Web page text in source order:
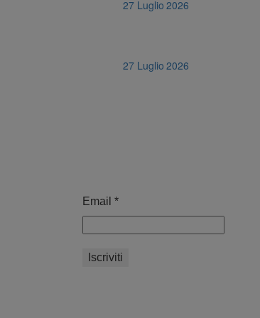
27 Luglio 2026
27 Luglio 2026
Email *